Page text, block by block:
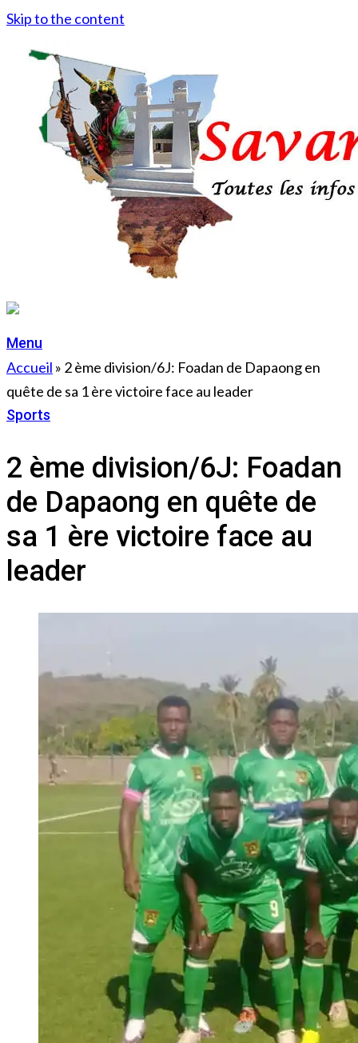
Skip to the content
Menu
Accueil » 2 ème division/6J: Foadan de Dapaong en
quête de sa 1 ère victoire face au leader
Sports
2 ème division/6J: Foadan
de Dapaong en quête de
sa 1 ère victoire face au
leader